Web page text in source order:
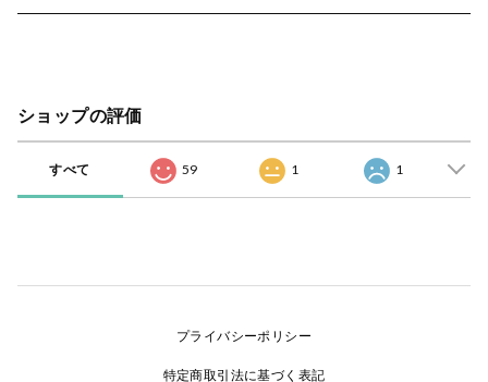
ショップの評価
すべて 59 1 1
プライバシーポリシー
特定商取引法に基づく表記